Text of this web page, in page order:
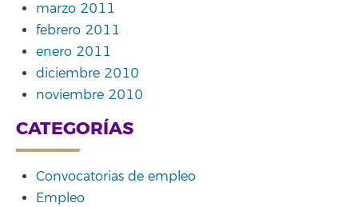
marzo 2011
febrero 2011
enero 2011
diciembre 2010
noviembre 2010
CATEGORÍAS
Convocatorias de empleo
Empleo